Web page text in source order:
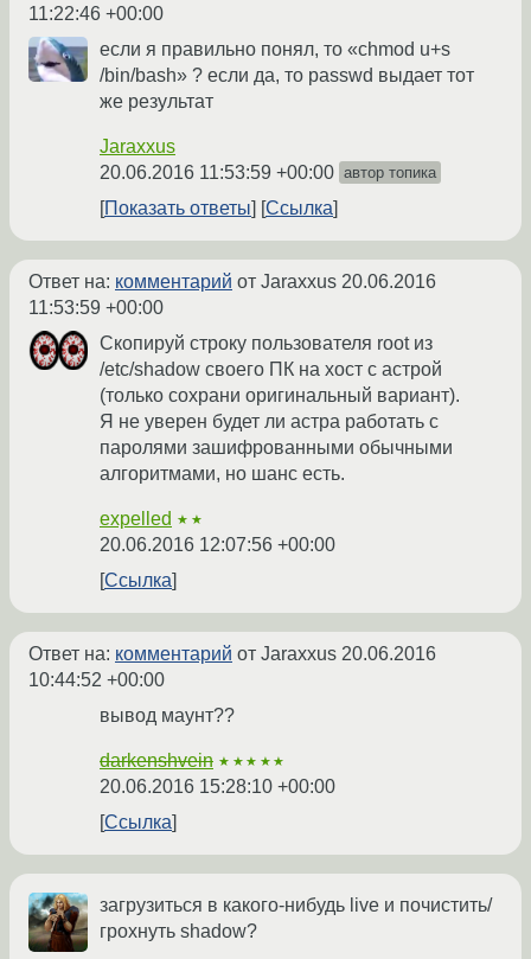
11:22:46 +00:00
если я правильно понял, то «chmod u+s
/bin/bash» ? если да, то passwd выдает тот
же результат
Jaraxxus
20.06.2016 11:53:59 +00:00 автор топика
Показать ответы Ссылка
Ответ на: комментарий от Jaraxxus 20.06.2016
11:53:59 +00:00
Скопируй строку пользователя root из
/etc/shadow своего ПК на хост с астрой
(только сохрани оригинальный вариант).
Я не уверен будет ли астра работать с
паролями зашифрованными обычными
алгоритмами, но шанс есть.
expelled ★★
20.06.2016 12:07:56 +00:00
Ссылка
Ответ на: комментарий от Jaraxxus 20.06.2016
10:44:52 +00:00
вывод маунт??
darkenshvein ★★★★★
20.06.2016 15:28:10 +00:00
Ссылка
загрузиться в какого-нибудь live и почистить/
грохнуть shadow?